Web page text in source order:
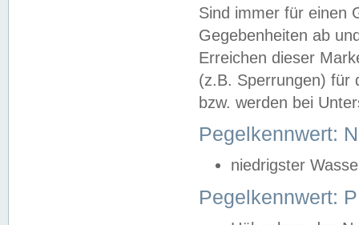
Sind immer für einen
Gegebenheiten ab
Erreichen dieser
(z.B. Sperrungen) für
bzw. werden bei
Pegelkennwert:
niedrigster
Pegelkennwert: